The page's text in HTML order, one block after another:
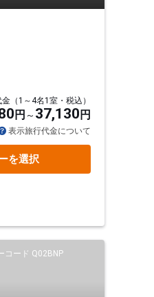
（1～4名1室・税込）
円 37,130 円
表示旅行代金について
を選択
コード Q02BNP